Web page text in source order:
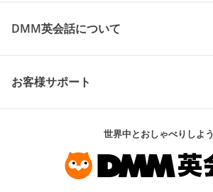
DMM英会話について
お客様サポート
世界中とおしゃべりしよう